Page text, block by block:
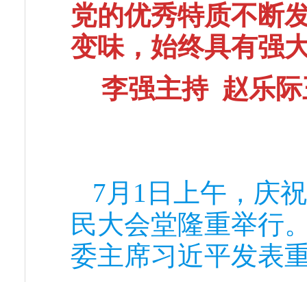
党的优秀特质不断
变味，始终具有强
李强主持 赵乐
7月1日上午，庆
民大会堂隆重举行
委主席习近平发表